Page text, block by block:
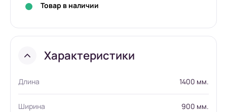
Товар в наличии
Характеристики
Длина 1400 мм.
Ширина 900 мм.